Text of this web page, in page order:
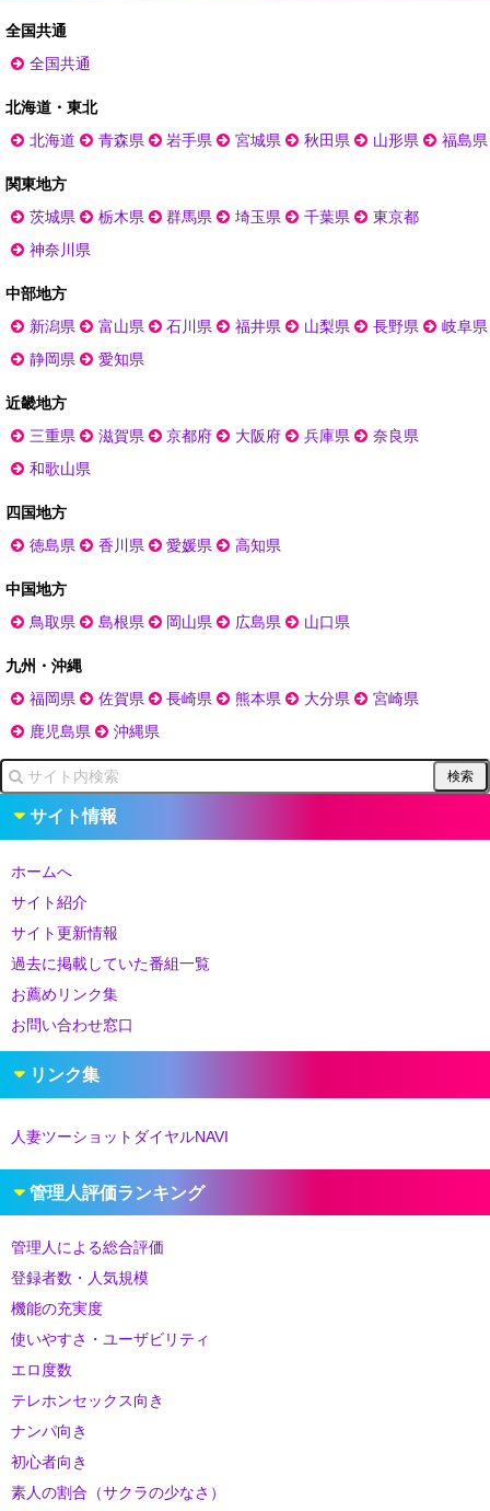
全国共通
全国共通
北海道・東北
北海道
青森県 岩手県 宮城県 秋田県 山形県 福島県
関東地方
茨城県
栃木県 群馬県 埼玉県 千葉県
東京都
神奈川県
中部地方
新潟県
富山県 石川県 福井県 山梨県 長野県
岐阜県
静岡県
愛知県
近畿地方
三重県
滋賀県 京都府 大阪府 兵庫県
奈良県
和歌山県
四国地方
徳島県
香川県 愛媛県 高知県
中国地方
鳥取県
島根県 岡山県 広島県 山口県
九州・沖縄
福岡県
佐賀県 長崎県 熊本県 大分県
宮崎県
鹿児島県
沖縄県
サイト情報
ホームへ
サイト紹介
サイト更新情報
過去に掲載していた番組一覧
お薦めリンク集
お問い合わせ窓口
リンク集
人妻ツーショットダイヤルNAVI
管理人評価ランキング
管理人による総合評価
登録者数・人気規模
機能の充実度
使いやすさ・ユーザビリティ
エロ度数
テレホンセックス向き
ナンパ向き
初心者向き
素人の割合（サクラの少なさ）